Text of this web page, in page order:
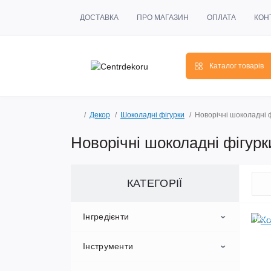
ДОСТАВКА ПРО МАГАЗИН ОПЛАТА
Каталог товарів
Декор Шоколадні фігурки Новорічні шоколадні
Новорічні шоколадні
КАТЕГОРІЇ
Інгредієнти
Ароматизатори
Інструменти